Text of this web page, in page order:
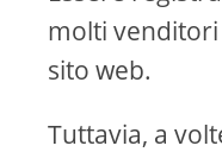
molti
sito web.
Tuttavia, a